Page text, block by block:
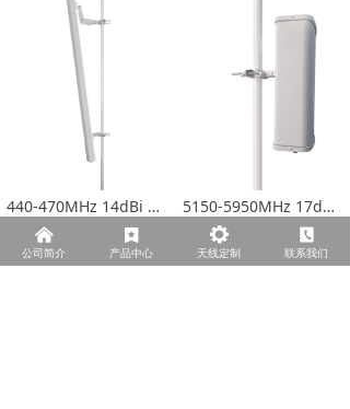
440-470MHz 14dBi 扇区天线 5150-5950MHz 17dBi 扇区天线
낀
公司简介
끈
产品中心
끶
天线定制
끐
联系我们